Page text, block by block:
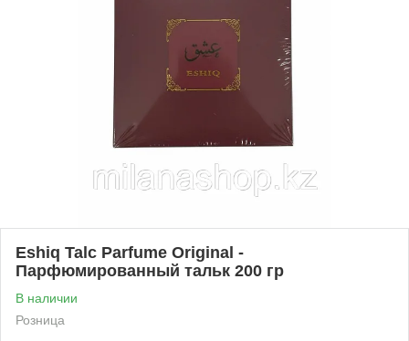
Eshiq Talc Parfume Original -
Парфюмированный тальк 200 гр
В наличии
Розница